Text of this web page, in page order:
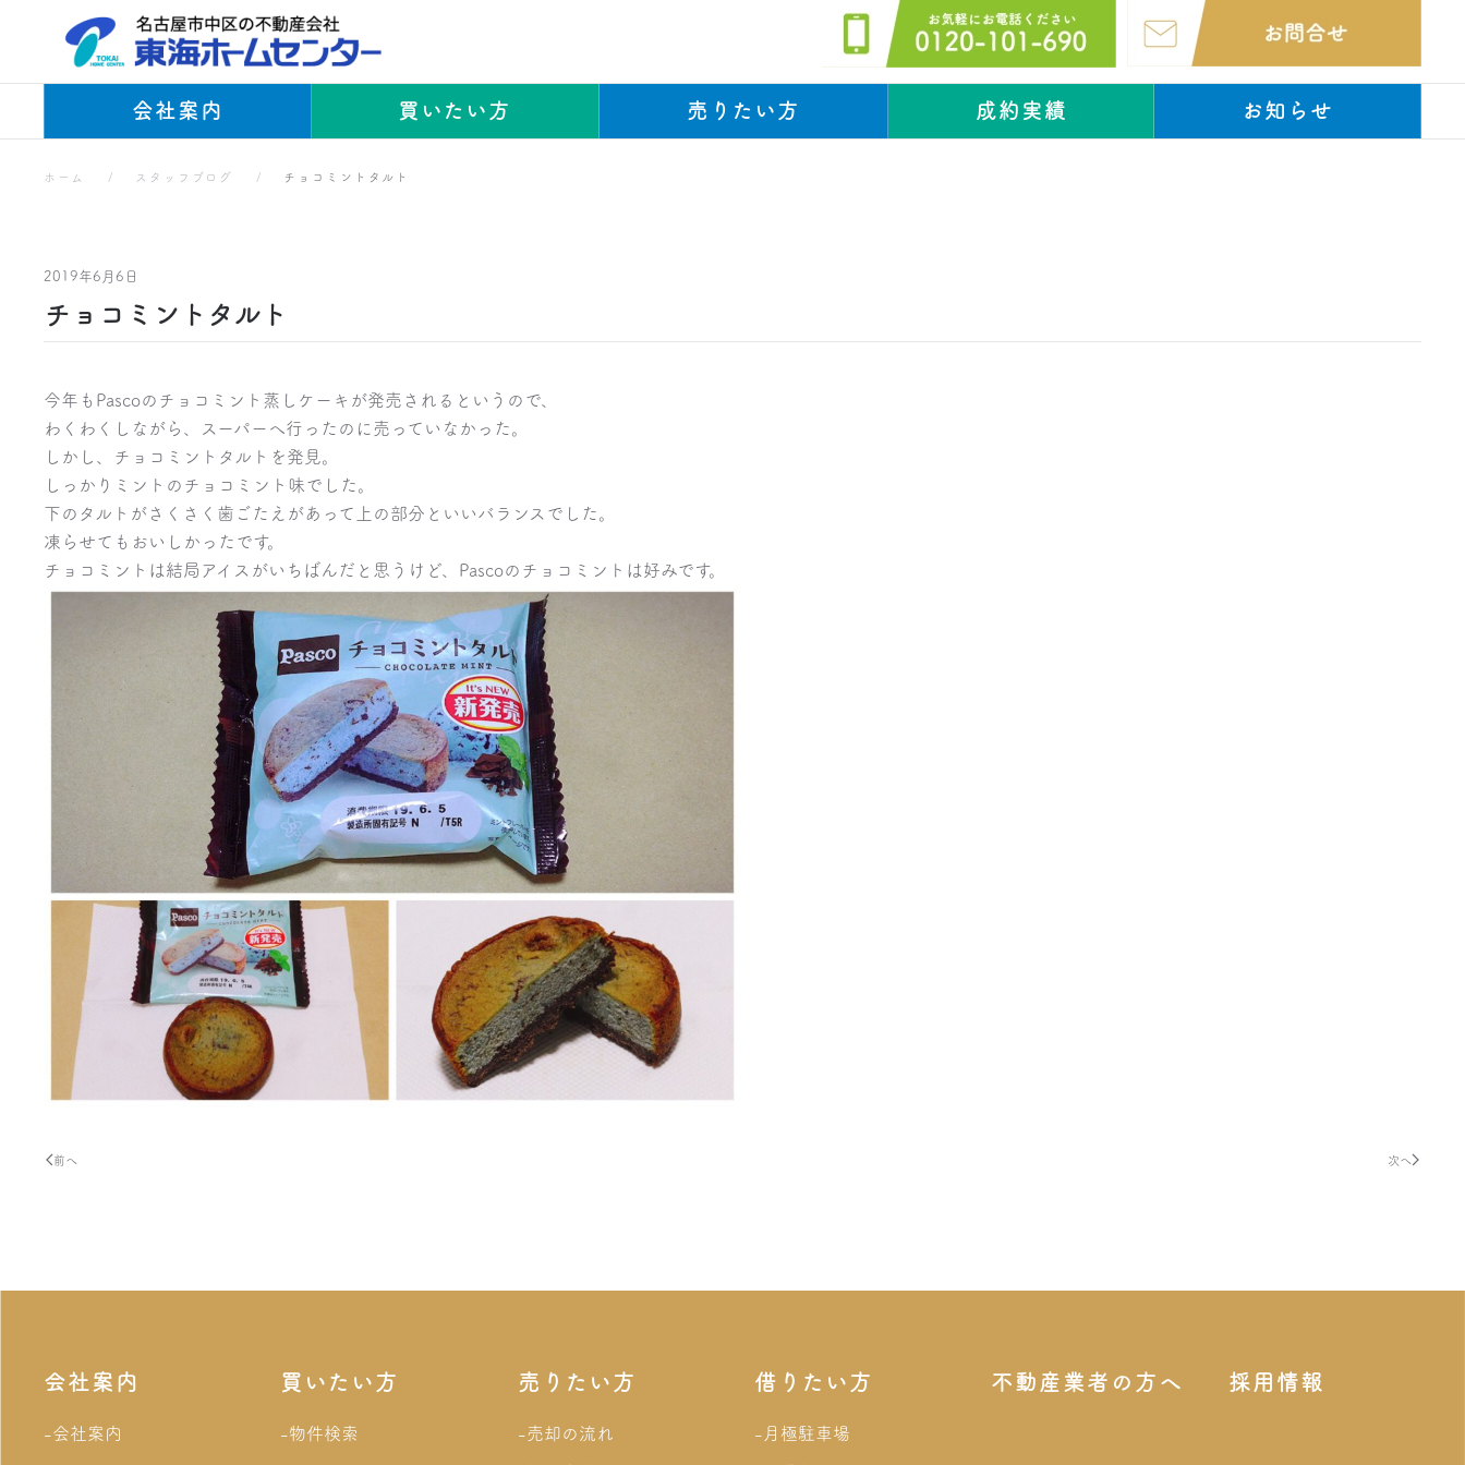
Skip to main content
会社案内 買いたい方 売りたい方 成約実績 お知らせ
スタッフブログ
ホーム スタッフブログ チョコミントタルト
2019年6月6日
チョコミントタルト
今年もPascoのチョコミント蒸しケーキが発売されるというので、
わくわくしながら、スーパーへ行ったのに売っていなかった。
しかし、チョコミントタルトを発見。
しっかりミントのチョコミント味でした。
下のタルトがさくさく歯ごたえがあって上の部分といいバランスでした。
凍らせてもおいしかったです。
チョコミントは結局アイスがいちばんだと思うけど、Pascoのチョコミントは好みです。
前へ 次へ
会社案内
-会社案内
買いたい方
-物件検索
売りたい方
-売却の流れ
借りたい方
-月極駐車場
不動産業者の方へ 採用情報